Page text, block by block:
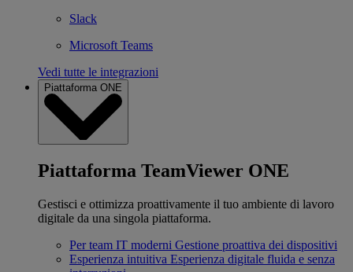
Slack
Microsoft Teams
Vedi tutte le integrazioni
Piattaforma ONE
Piattaforma TeamViewer ONE
Gestisci e ottimizza proattivamente il tuo ambiente di lavoro
digitale da una singola piattaforma.
Per team IT moderni Gestione proattiva dei dispositivi
Esperienza intuitiva Esperienza digitale fluida e senza